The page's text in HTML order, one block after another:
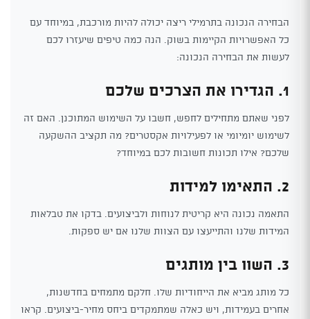
הבחירה הנכונה בתרמילי ריצה יכולה להיות מורכבת, במיוחד עם
כל האפשרויות הקיימות בשוק. הנה כמה טיפים שיעזרו לכם
לעשות את הבחירה הנכונה:
1. הגדירו את הצרכים שלכם
לפני שאתם מתחילים לחפש, חשבו על השימוש המתוכנן. האם זה
לשימוש יומיומי או לפעילויות אקסטרים? מה תקציב ההשקעה
שלכם? אילו תכונות חשובות לכם במיוחד?
2. התאימו למידות
התאמה נכונה היא קריטית לנוחות ולביצועים. בדקו את טבלאות
המידות שלנו והתייעצו עם הצוות שלנו אם יש ספקות.
3. השוו בין מותגים
כל מותג מביא את הייחודיות שלו. חלקם מתמחים בחדשנות,
אחרים בעמידות, ויש כאלה שמתמקדים ביחס מחיר-ביצועים. קראו